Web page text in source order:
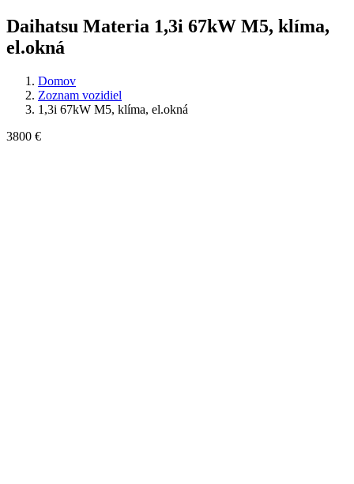
Daihatsu Materia 1,3i 67kW M5, klíma,
el.okná
Domov
Zoznam vozidiel
1,3i 67kW M5, klíma, el.okná
3800 €